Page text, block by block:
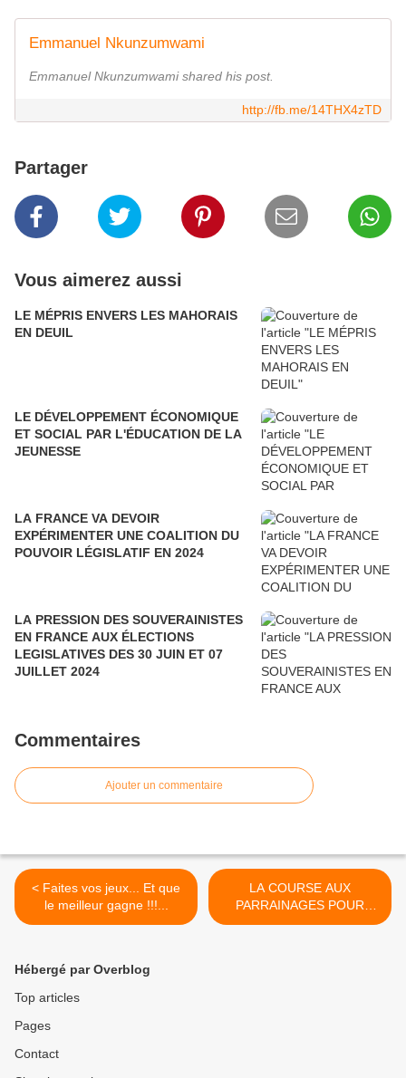
Emmanuel Nkunzumwami
Emmanuel Nkunzumwami shared his post.
http://fb.me/14THX4zTD
Partager
Vous aimerez aussi
LE MÉPRIS ENVERS LES MAHORAIS
EN DEUIL
LE DÉVELOPPEMENT ÉCONOMIQUE
ET SOCIAL PAR L'ÉDUCATION DE LA
JEUNESSE
LA FRANCE VA DEVOIR
EXPÉRIMENTER UNE COALITION DU
POUVOIR LÉGISLATIF EN 2024
LA PRESSION DES SOUVERAINISTES
EN FRANCE AUX ÉLECTIONS
LEGISLATIVES DES 30 JUIN ET 07
JUILLET 2024
Commentaires
Ajouter un commentaire
< Faites vos jeux... Et que
le meilleur gagne !!!...
LA COURSE AUX
PARRAINAGES POUR
L’ÉLECTION... >
Hébergé par Overblog
Top articles
Pages
Contact